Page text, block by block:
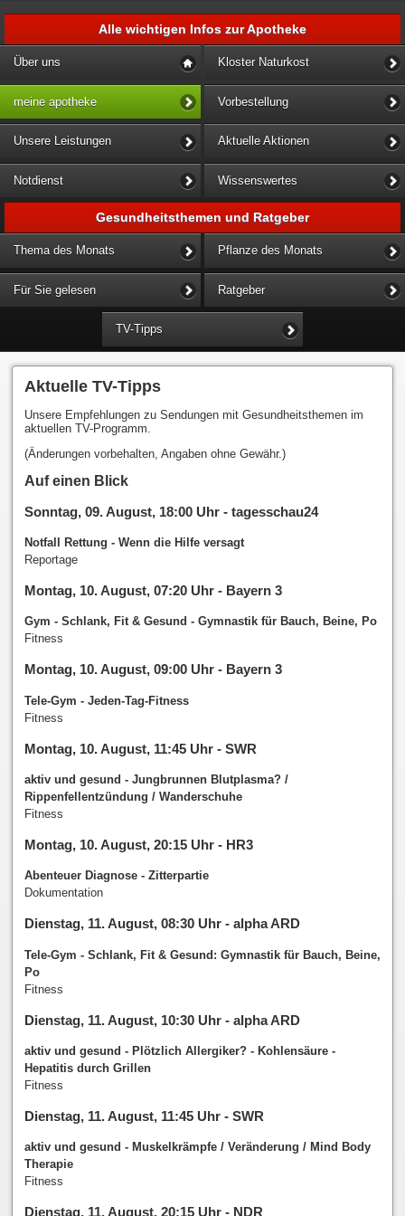
Alle wichtigen Infos zur Apotheke
Über uns Kloster Naturkost
meine apotheke Vorbestellung
Unsere Leistungen Aktuelle Aktionen
Notdienst Wissenswertes
Gesundheitsthemen und Ratgeber
Thema des Monats Pflanze des Monats
Für Sie gelesen Ratgeber
TV-Tipps
Aktuelle TV-Tipps
Unsere Empfehlungen zu Sendungen mit Gesundheitsthemen im
aktuellen TV-Programm.
(Änderungen vorbehalten, Angaben ohne Gewähr.)
Auf einen Blick
Sonntag, 09. August, 18:00 Uhr - tagesschau24
Notfall Rettung - Wenn die Hilfe versagt
Reportage
Montag, 10. August, 07:20 Uhr - Bayern 3
Gym - Schlank, Fit & Gesund - Gymnastik für Bauch, Beine, Po
Fitness
Montag, 10. August, 09:00 Uhr - Bayern 3
Tele-Gym - Jeden-Tag-Fitness
Fitness
Montag, 10. August, 11:45 Uhr - SWR
aktiv und gesund - Jungbrunnen Blutplasma? /
Rippenfellentzündung / Wanderschuhe
Fitness
Montag, 10. August, 20:15 Uhr - HR3
Abenteuer Diagnose - Zitterpartie
Dokumentation
Dienstag, 11. August, 08:30 Uhr - alpha ARD
Tele-Gym - Schlank, Fit & Gesund: Gymnastik für Bauch, Beine,
Po
Fitness
Dienstag, 11. August, 10:30 Uhr - alpha ARD
aktiv und gesund - Plötzlich Allergiker? - Kohlensäure -
Hepatitis durch Grillen
Fitness
Dienstag, 11. August, 11:45 Uhr - SWR
aktiv und gesund - Muskelkrämpfe / Veränderung / Mind Body
Therapie
Fitness
Dienstag, 11. August, 20:15 Uhr - NDR